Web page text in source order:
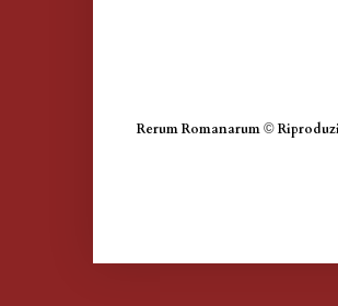
Rerum Romanarum ©